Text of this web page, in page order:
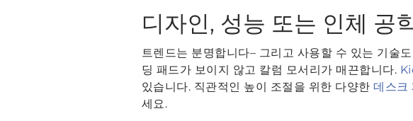
디자인, 성능 또는 인체 공
트렌드는 분명합니다– 그리고 사용할 수 있는 기술
딩 패드가 보이지 않고 칼럼 모서리가 매끈합니다.
있습니다. 직관적인 높이 조절을 위한 다양한 데스크
세요.